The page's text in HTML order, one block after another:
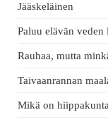
Jääskeläinen
Paluu elävän
Rauhaa, mutta
Taivaanrannan
Mikä on